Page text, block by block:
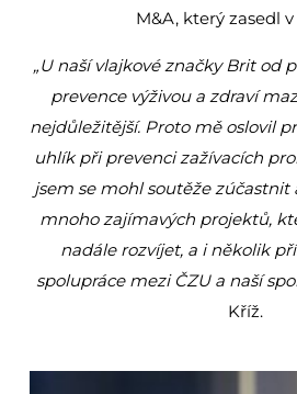
M&A, který zasedl
„U naší vlajkové značky Brit od
prevence výživou a zdraví
nejdůležitější. Proto mě oslovil
uhlík při prevenci zažívacích
jsem se mohl soutěže zúčastnit
mnoho zajímavých projektů,
nadále rozvíjet, a i několik
spolupráce mezi ČZU a naší
Kříž.